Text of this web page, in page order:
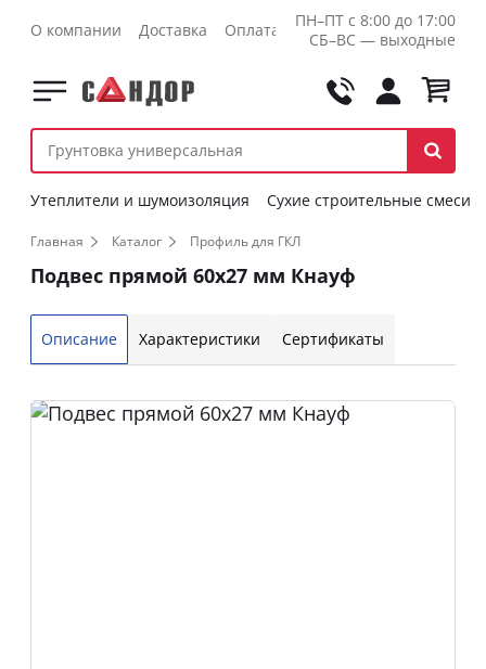
О компании Доставка Оплата Контакты Оптовикам
ПН–ПТ с 8:00 до 17:00
СБ–ВС — выходные
Утеплители и шумоизоляция Сухие строительные смеси
Главная Каталог Профиль для ГКЛ
Подвес прямой 60х27 мм Кнауф
Описание Характеристики Сертификаты